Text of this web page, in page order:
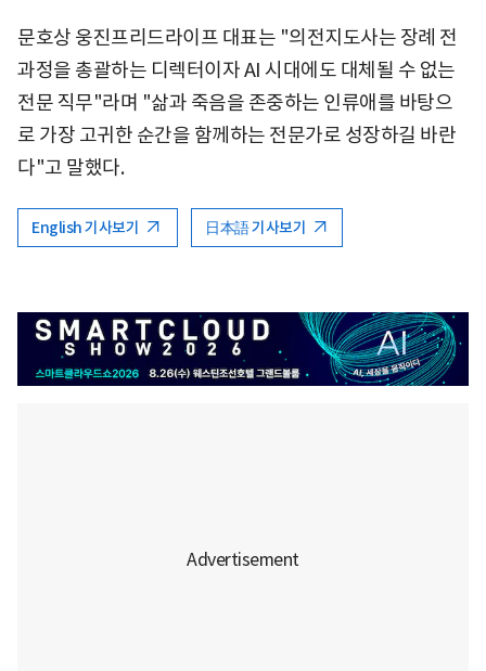
문호상 웅진프리드라이프 대표는 "의전지도사는 장례 전
과정을 총괄하는 디렉터이자 AI 시대에도 대체될 수 없는
전문 직무"라며 "삶과 죽음을 존중하는 인류애를 바탕으
로 가장 고귀한 순간을 함께하는 전문가로 성장하길 바란
다"고 말했다.
English 기사보기 日本語 기사보기